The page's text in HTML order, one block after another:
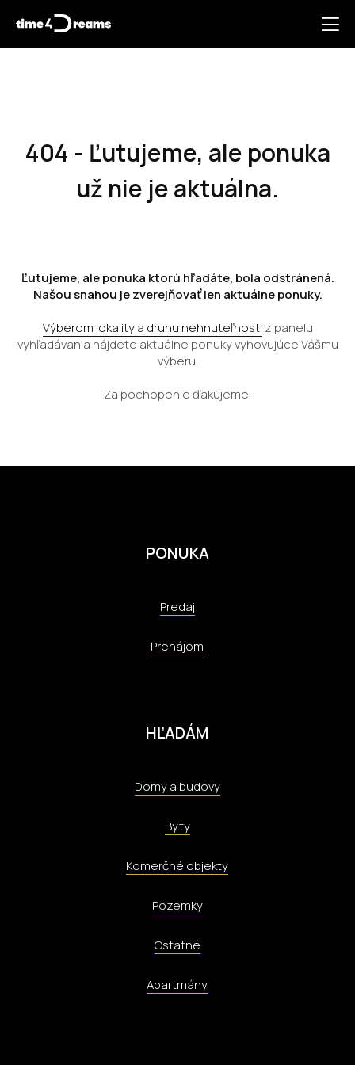
404 - Ľutujeme, ale ponuka
už nie je aktuálna.
Ľutujeme, ale ponuka ktorú hľadáte, bola odstránená.
Našou snahou je zverejňovať len aktuálne ponuky.
Výberom lokality a druhu nehnuteľnosti z panelu
vyhľadávania nájdete aktuálne ponuky vyhovujúce Vášmu
výberu.
Za pochopenie ďakujeme.
PONUKA
Predaj
Prenájom
HĽADÁM
Domy a budovy
Byty
Komerčné objekty
Pozemky
Ostatné
Apartmány